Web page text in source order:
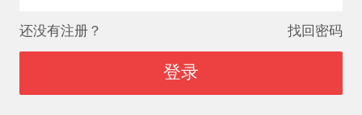
还没有注册？ 找回密码
登录